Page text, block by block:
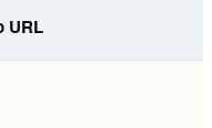
URL